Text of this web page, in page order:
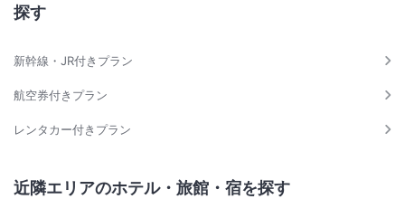
探す
新幹線・JR付きプラン
航空券付きプラン
レンタカー付きプラン
近隣エリアのホテル・旅館・宿を探す